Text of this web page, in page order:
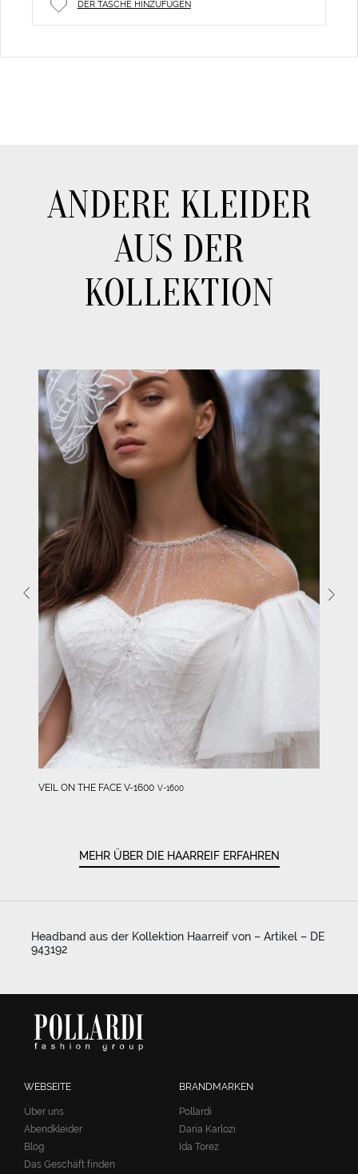
DER TASCHE HINZUFÜGEN
ANDERE KLEIDER
AUS DER
KOLLEKTION
VEIL ON THE FACE V-1600 V-1600
MEHR ÜBER DIE HAARREIF ERFAHREN
Headband aus der Kollektion Haarreif von – Artikel – DE
943192
WEBSEITE
Über uns
Abendkleider
Blog
Das Geschäft finden
BRANDMARKEN
Pollardi
Daria Karlozi
Ida Torez